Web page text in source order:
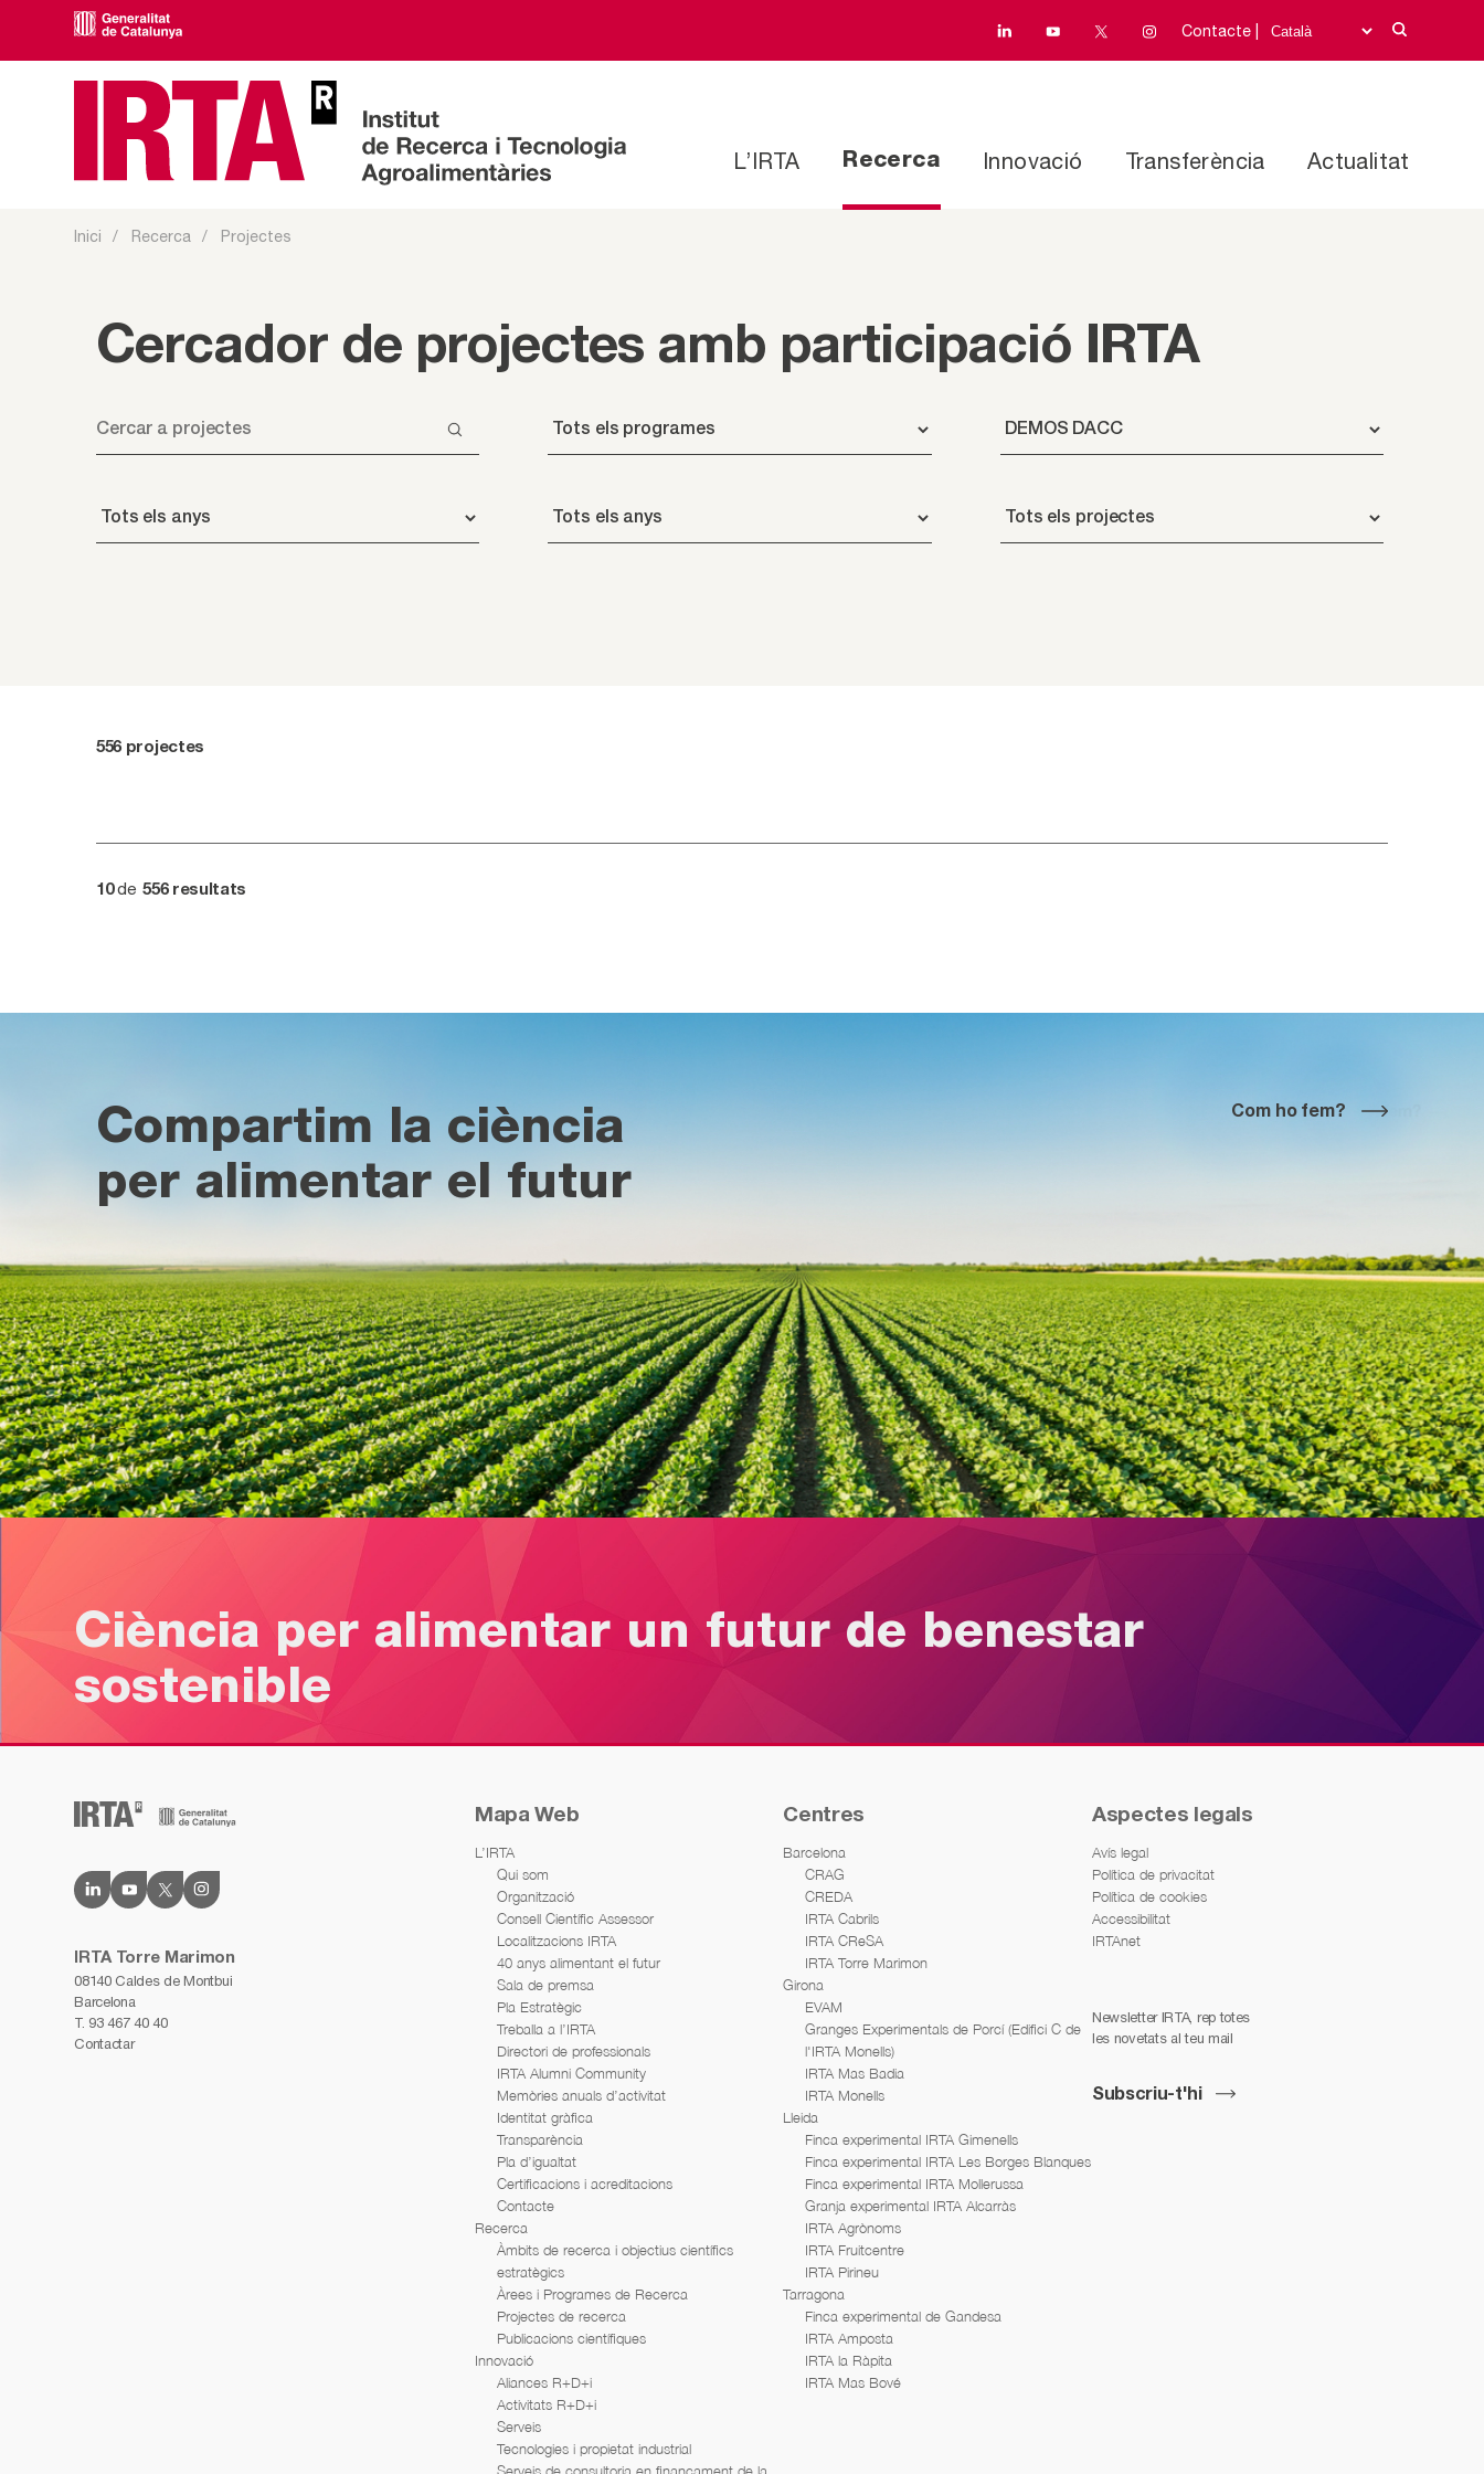
Contacte |
L’IRTA Recerca Innovació Transferència Actualitat
Inici Recerca Projectes
Cercador de projectes amb participació IRTA
556 projectes
10de 556 resultats
Compartim la ciència
per alimentar el futur
Com ho fem?
Ciència per alimentar un futur de benestar
sostenible
IRTA Torre Marimon
08140 Caldes de Montbui
Barcelona
T. 93 467 40 40
Contactar
Mapa Web
L’IRTA
Qui som
Organització
Consell Científic Assessor
Localitzacions IRTA
40 anys alimentant el futur
Sala de premsa
Pla Estratègic
Treballa a l’IRTA
Directori de professionals
IRTA Alumni Community
Memòries anuals d’activitat
Identitat gràfica
Transparència
Pla d’igualtat
Certificacions i acreditacions
Contacte
Recerca
Àmbits de recerca i objectius científics
estratègics
Àrees i Programes de Recerca
Projectes de recerca
Publicacions científiques
Innovació
Aliances R+D+i
Activitats R+D+i
Serveis
Tecnologies i propietat industrial
Centres
Barcelona
CRAG
CREDA
IRTA Cabrils
IRTA CReSA
IRTA Torre Marimon
Girona
EVAM
Granges Experimentals de Porcí (Edifici C de
l'IRTA Monells)
IRTA Mas Badia
IRTA Monells
Lleida
Finca experimental IRTA Gimenells
Finca experimental IRTA Les Borges Blanques
Finca experimental IRTA Mollerussa
Granja experimental IRTA Alcarràs
IRTA Agrònoms
IRTA Fruitcentre
IRTA Pirineu
Tarragona
Finca experimental de Gandesa
IRTA Amposta
IRTA la Ràpita
IRTA Mas Bové
Aspectes legals
Avís legal
Política de privacitat
Política de cookies
Accessibilitat
IRTAnet
Newsletter IRTA, rep totes
les novetats al teu mail
Subscriu-t'hi